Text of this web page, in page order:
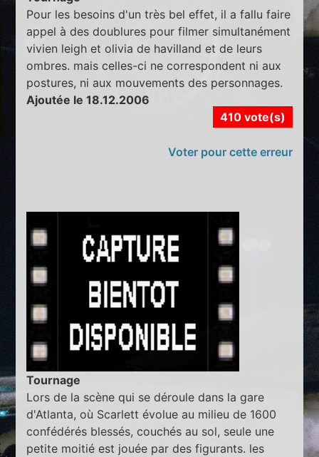
Pour les besoins d'un très bel effet, il a fallu faire
appel à des doublures pour filmer simultanément
vivien leigh et olivia de havilland et de leurs
ombres. mais celles-ci ne correspondent ni aux
postures, ni aux mouvements des personnages.
Ajoutée le 18.12.2006
410 vote(s)
Voter pour cette erreur
Tournage
Lors de la scène qui se déroule dans la gare
d'Atlanta, où Scarlett évolue au milieu de 1600
confédérés blessés, couchés au sol, seule une
petite moitié est jouée par des figurants. les